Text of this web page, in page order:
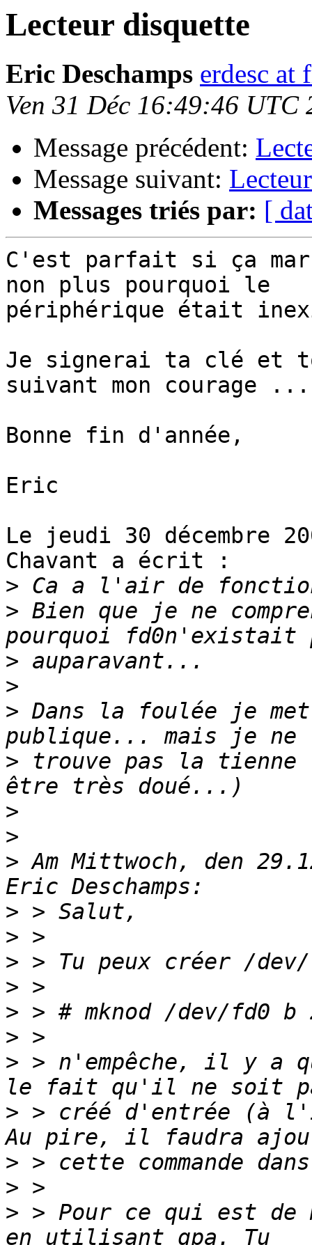
Lecteur disquette
Eric Deschamps erdesc at
Ven 31 Déc 16:49:46 UTC
Message précédent:
Message suivant:
Messages triés par: [
C'est parfait si ça
non plus pourquoi le
périphérique était
Je signerai ta clé et
suivant mon courage ...
Bonne fin d'année,
Eric
Le jeudi 30 décembre
Chavant a écrit :
>
> Bien que je ne
>
>
> Dans la foulée je
> trouve pas la
>
>
> Am Mittwoch, den
>
>
>
>
>
>
> > n'empêche, il y a
> > créé d'entrée (à
>
>
> > Pour ce qui est